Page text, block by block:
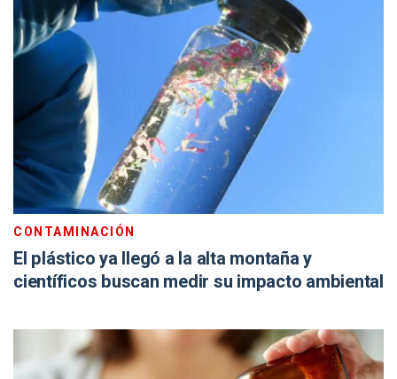
CONTAMINACIÓN
El plástico ya llegó a la alta montaña y
científicos buscan medir su impacto ambiental